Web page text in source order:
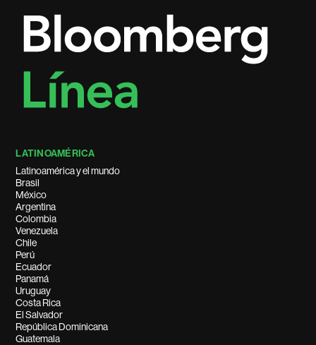
LATINOAMÉRICA
Latinoamérica y el mundo
Brasil
México
Argentina
Colombia
Venezuela
Chile
Perú
Ecuador
Panamá
Uruguay
Costa Rica
El Salvador
República Dominicana
Guatemala